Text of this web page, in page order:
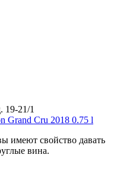
19-21/1
имеют свойство давать
вина.